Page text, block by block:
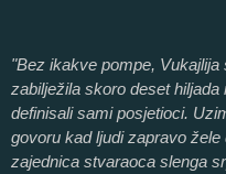
"Bez ikakve pompe,
zabilježila skoro deset
definisali sami posjetioci.
govoru kad ljudi zapravo
zajednica stvaraoca slenga